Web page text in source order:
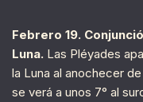
Febrero 19.
Luna. Las Pléyades
la Luna al anochecer
se verá a unos 7° al